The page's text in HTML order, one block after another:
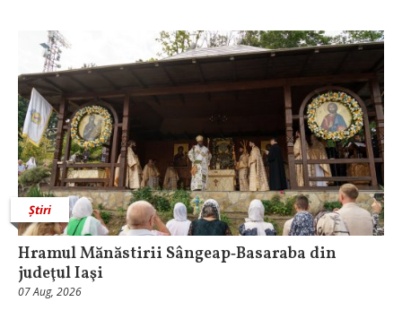
Știri
Hramul Mănăstirii Sângeap‑Basaraba din
judeţul Iaşi
07 Aug, 2026